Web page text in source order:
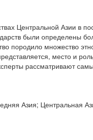
Центральной Азии в
были определены
породило множество
место и
рассматривают
Азия; Центральная